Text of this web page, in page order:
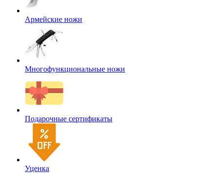
Армейские ножи
Многофункциональные ножи
Подарочные сертификаты
Уценка